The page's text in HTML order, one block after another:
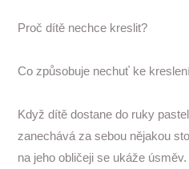
Proč dítě nechce kreslit?
Co způsobuje nechuť ke
Když dítě dostane do ruky
zanechává za sebou nějakou
na jeho obličeji se ukáže úsměv.